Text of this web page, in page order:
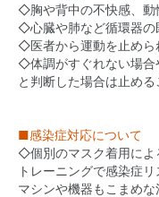
◇胸や背中の不快感、動
◇心臓や肺など循環器の
◇医者から運動を止めら
◇体調がすぐれない場合
と判断した場合は止める
■感染症対応について
◇個別のマスク着用によ
トレーニングで感染症
マシンや機器もこまめな